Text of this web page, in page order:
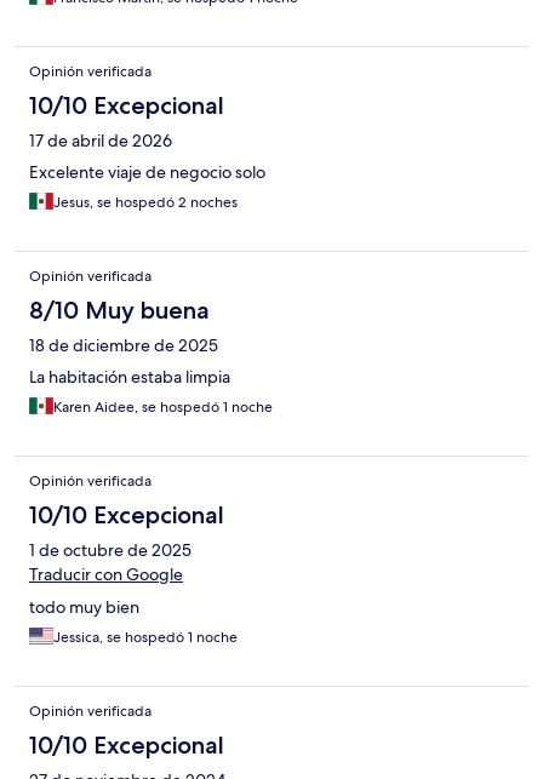
Opinión verificada
10/10 Excepcional
17 de abril de 2026
Excelente viaje de negocio solo
Jesus, se hospedó 2 noches
Opinión verificada
8/10 Muy buena
18 de diciembre de 2025
La habitación estaba limpia
Karen Aidee, se hospedó 1 noche
Opinión verificada
10/10 Excepcional
1 de octubre de 2025
Traducir con Google
todo muy bien
Jessica, se hospedó 1 noche
Opinión verificada
10/10 Excepcional